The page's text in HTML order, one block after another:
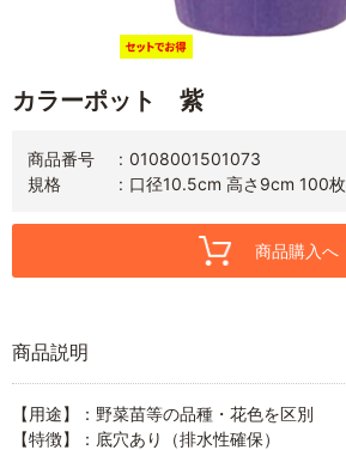
カラーポット 紫
商品番号
0108001501073
規格
口径10.5cm 高さ9cm 100枚
商品購入へ
商品説明
【用途】：野菜苗等の品種・花色を区別
【特徴】：底穴あり（排水性確保）